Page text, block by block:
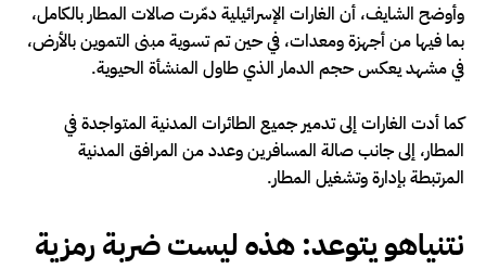
وأوضح الشايف، أن الغارات الإسرائيلية دمّرت صالات المطار بالكامل،
بما فيها من أجهزة ومعدات، في حين تم تسوية مبنى التموين بالأرض،
في مشهد يعكس حجم الدمار الذي طاول المنشأة الحيوية.
كما أدت الغارات إلى تدمير جميع الطائرات المدنية المتواجدة في
المطار، إلى جانب صالة المسافرين وعدد من المرافق المدنية
المرتبطة بإدارة وتشغيل المطار.
نتنياهو يتوعد: هذه ليست ضربة رمزية